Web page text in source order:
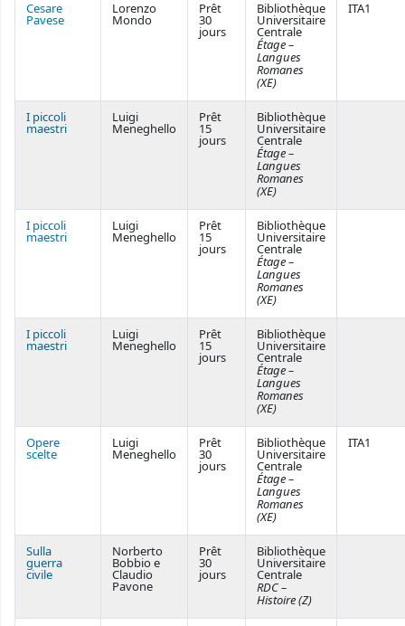
Cesare
Pavese
Lorenzo
Mondo
Prêt
30
jours
Bibliothèque
Universitaire
Centrale
Étage –
Langues
Romanes
(XE)
ITA1
I piccoli
maestri
Luigi
Meneghello
Prêt
15
jours
Bibliothèque
Universitaire
Centrale
Étage –
Langues
Romanes
(XE)
I piccoli
maestri
Luigi
Meneghello
Prêt
15
jours
Bibliothèque
Universitaire
Centrale
Étage –
Langues
Romanes
(XE)
I piccoli
maestri
Luigi
Meneghello
Prêt
15
jours
Bibliothèque
Universitaire
Centrale
Étage –
Langues
Romanes
(XE)
Opere
scelte
Luigi
Meneghello
Prêt
30
jours
Bibliothèque
Universitaire
Centrale
Étage –
Langues
Romanes
(XE)
ITA1
Sulla
guerra
civile
Norberto
Bobbio e
Claudio
Pavone
Prêt
30
jours
Bibliothèque
Universitaire
Centrale
RDC –
Histoire (Z)